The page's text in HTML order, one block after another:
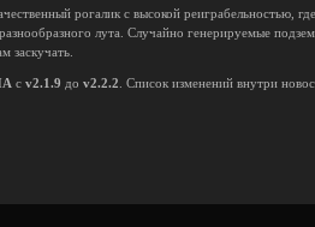
рогалик с высокой реиграбельностью,
лута. Случайно генерируемые
заскучать.
с v2.1.9 до v2.2.2 . Список изменений внутри